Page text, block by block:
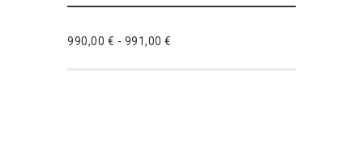
990,00 € - 991,00 €